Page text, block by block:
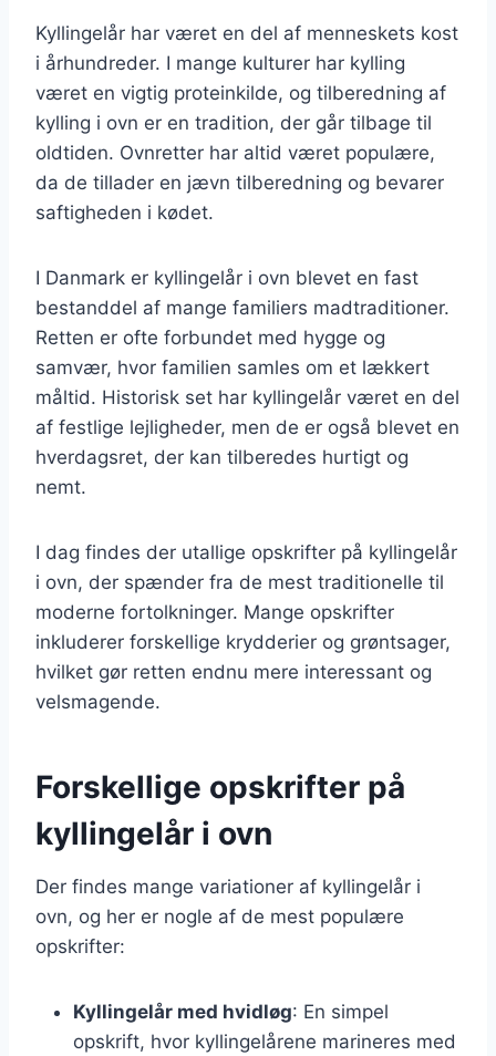
Kyllingelår har været en del af menneskets kost
i århundreder. I mange kulturer har kylling
været en vigtig proteinkilde, og tilberedning af
kylling i ovn er en tradition, der går tilbage til
oldtiden. Ovnretter har altid været populære,
da de tillader en jævn tilberedning og bevarer
saftigheden i kødet.
I Danmark er kyllingelår i ovn blevet en fast
bestanddel af mange familiers madtraditioner.
Retten er ofte forbundet med hygge og
samvær, hvor familien samles om et lækkert
måltid. Historisk set har kyllingelår været en del
af festlige lejligheder, men de er også blevet en
hverdagsret, der kan tilberedes hurtigt og
nemt.
I dag findes der utallige opskrifter på kyllingelår
i ovn, der spænder fra de mest traditionelle til
moderne fortolkninger. Mange opskrifter
inkluderer forskellige krydderier og grøntsager,
hvilket gør retten endnu mere interessant og
velsmagende.
Forskellige opskrifter på
kyllingelår i ovn
Der findes mange variationer af kyllingelår i
ovn, og her er nogle af de mest populære
opskrifter:
Kyllingelår med hvidløg: En simpel
opskrift, hvor kyllingelårene marineres med